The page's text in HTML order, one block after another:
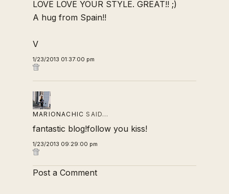
LOVE LOVE YOUR STYLE. GREAT!! ;)
A hug from Spain!!
V
1/23/2013 01:37:00 pm
MARIONACHIC SAID…
fantastic blog!follow you kiss!
1/23/2013 09:29:00 pm
Post a Comment